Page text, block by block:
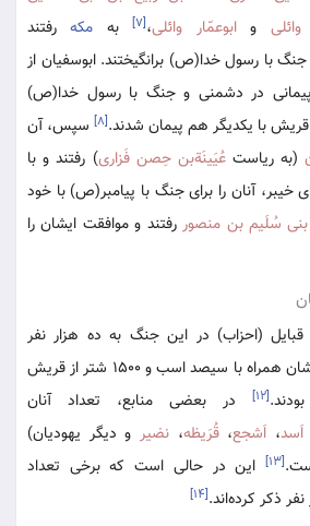
وابوعمّار وائلی،[۷] به مکهرفتند
جنگ با رسول خدا(ص) برانگیختند. ابوسفیان از
پیمانی در دشمنی و جنگ با رسول خدا(ص)
قریش با یکدیگر هم پیمان شدند.[۸]
سپس، آن
(به ریاستعُیَینَةبن حِصن فَزاری) رفتند و با
آنان را برای جنگ با پیامبر(ص) با خود
بنی سُلَیم بن منصوررفتند و موافقت ایشان را
قبایل (احزاب) در این جنگ به ده هزار نفر
که چهار هزار نفرشان همراه با سیصد اسب و ۱۵۰۰ شتر از قریش
[۱۲]
در بعضی منابع، تعداد آنان
اَسد، اَشجع،قُرَیظه، نضیر و دیگر یهودیان)
[۱۳]
این در حالی است که برخی تعداد
ذکر کرده‌اند.[۱۴]